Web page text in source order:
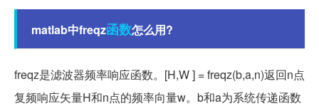
matlab中freqz函数怎么用?
freqz是滤波器频率响应函数。[H,W ] = freqz(b,a,n)返回n点
复频响应矢量H和n点的频率向量w。b和a为系统传递函数